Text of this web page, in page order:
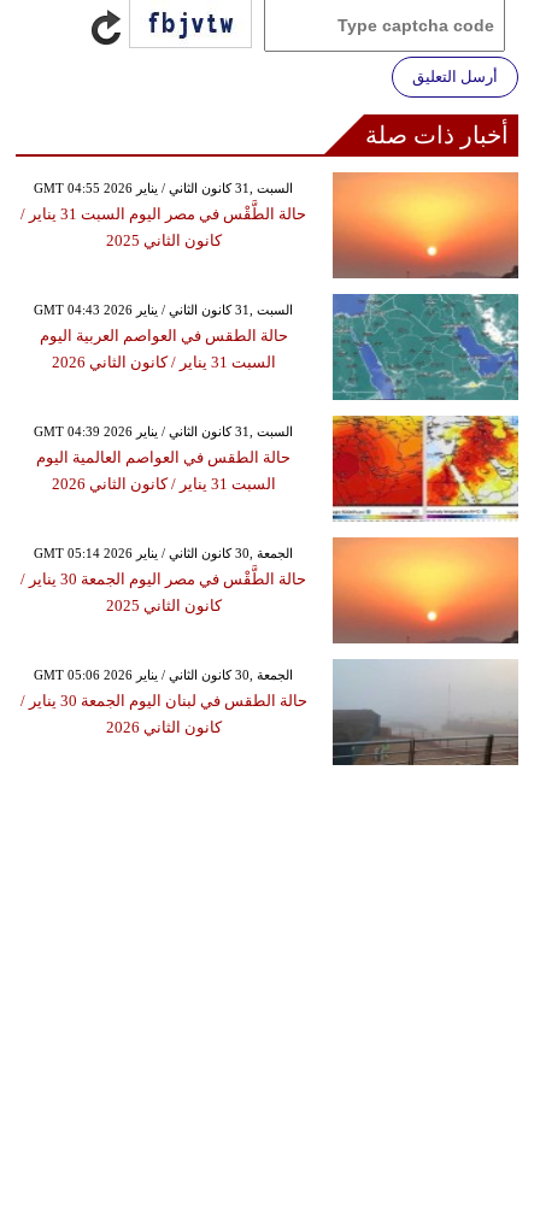
أرسل التعليق
أخبار ذات صلة
GMT 04:55 2026 السبت ,31 كانون الثاني / يناير
حالة الطَّقْس في مصر اليوم السبت 31 يناير /
كانون الثاني 2025
GMT 04:43 2026 السبت ,31 كانون الثاني / يناير
حالة الطقس في العواصم العربية اليوم
السبت 31 يناير / كانون الثاني 2026
GMT 04:39 2026 السبت ,31 كانون الثاني / يناير
حالة الطقس في العواصم العالمية اليوم
السبت 31 يناير / كانون الثاني 2026
GMT 05:14 2026 الجمعة ,30 كانون الثاني / يناير
حالة الطَّقْس في مصر اليوم الجمعة 30 يناير /
كانون الثاني 2025
GMT 05:06 2026 الجمعة ,30 كانون الثاني / يناير
حالة الطقس في لبنان اليوم الجمعة 30 يناير /
كانون الثاني 2026